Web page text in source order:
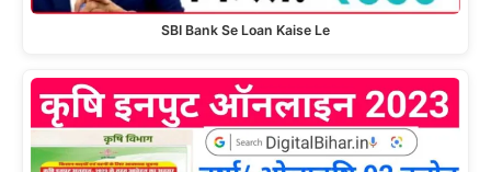
SBI Bank Se Loan Kaise Le